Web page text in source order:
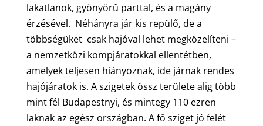
lakatlanok, gyönyörű parttal, és a magány
érzésével. Néhányra jár kis repülő, de a
többségüket csak hajóval lehet megközelíteni –
a nemzetközi kompjáratokkal ellentétben,
amelyek teljesen hiányoznak, ide járnak rendes
hajójáratok is. A szigetek össz területe alig több
mint fél Budapestnyi, és mintegy 110 ezren
laknak az egész országban. A fő sziget jó felét